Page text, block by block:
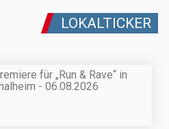
LOKALTICKER
für „Run & Rave“ in
- 06.08.2026